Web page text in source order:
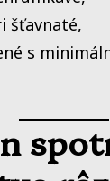
šťavnaté,
s